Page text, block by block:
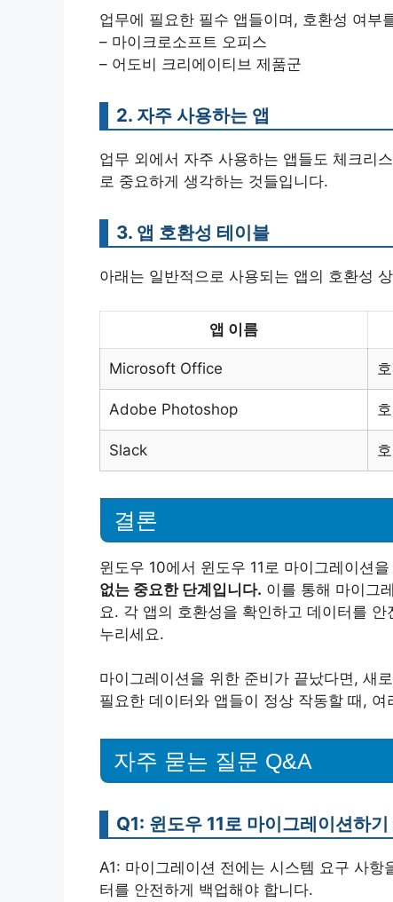
업무에 필요한 필수 앱들이며, 호환성 여부
– 마이크로소프트 오피스
– 어도비 크리에이티브 제품군
2. 자주 사용하는 앱
업무 외에서 자주 사용하는 앱들도 체크리
로 중요하게 생각하는 것들입니다.
3. 앱 호환성 테이블
아래는 일반적으로 사용되는 앱의 호환성
앱 이름
Microsoft Office
Adobe Photoshop
Slack
결론
윈도우 10에서 윈도우 11로 마이그레이션
없는 중요한 단계입니다. 이를 통해 마이그
요. 각 앱의 호환성을 확인하고 데이터를
누리세요.
마이그레이션을 위한 준비가 끝났다면, 새
필요한 데이터와 앱들이 정상 작동할 때,
자주 묻는 질문 Q&A
Q1: 윈도우 11로 마이그레이션하
A1: 마이그레이션 전에는 시스템 요구 사
터를 안전하게 백업해야 합니다.